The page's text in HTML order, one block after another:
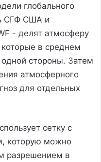
глобального
СГФ США и
- делят атмосферу
в среднем
стороны. Затем
атмосферного
для отдельных
сетку с
которую можно
разрешением в